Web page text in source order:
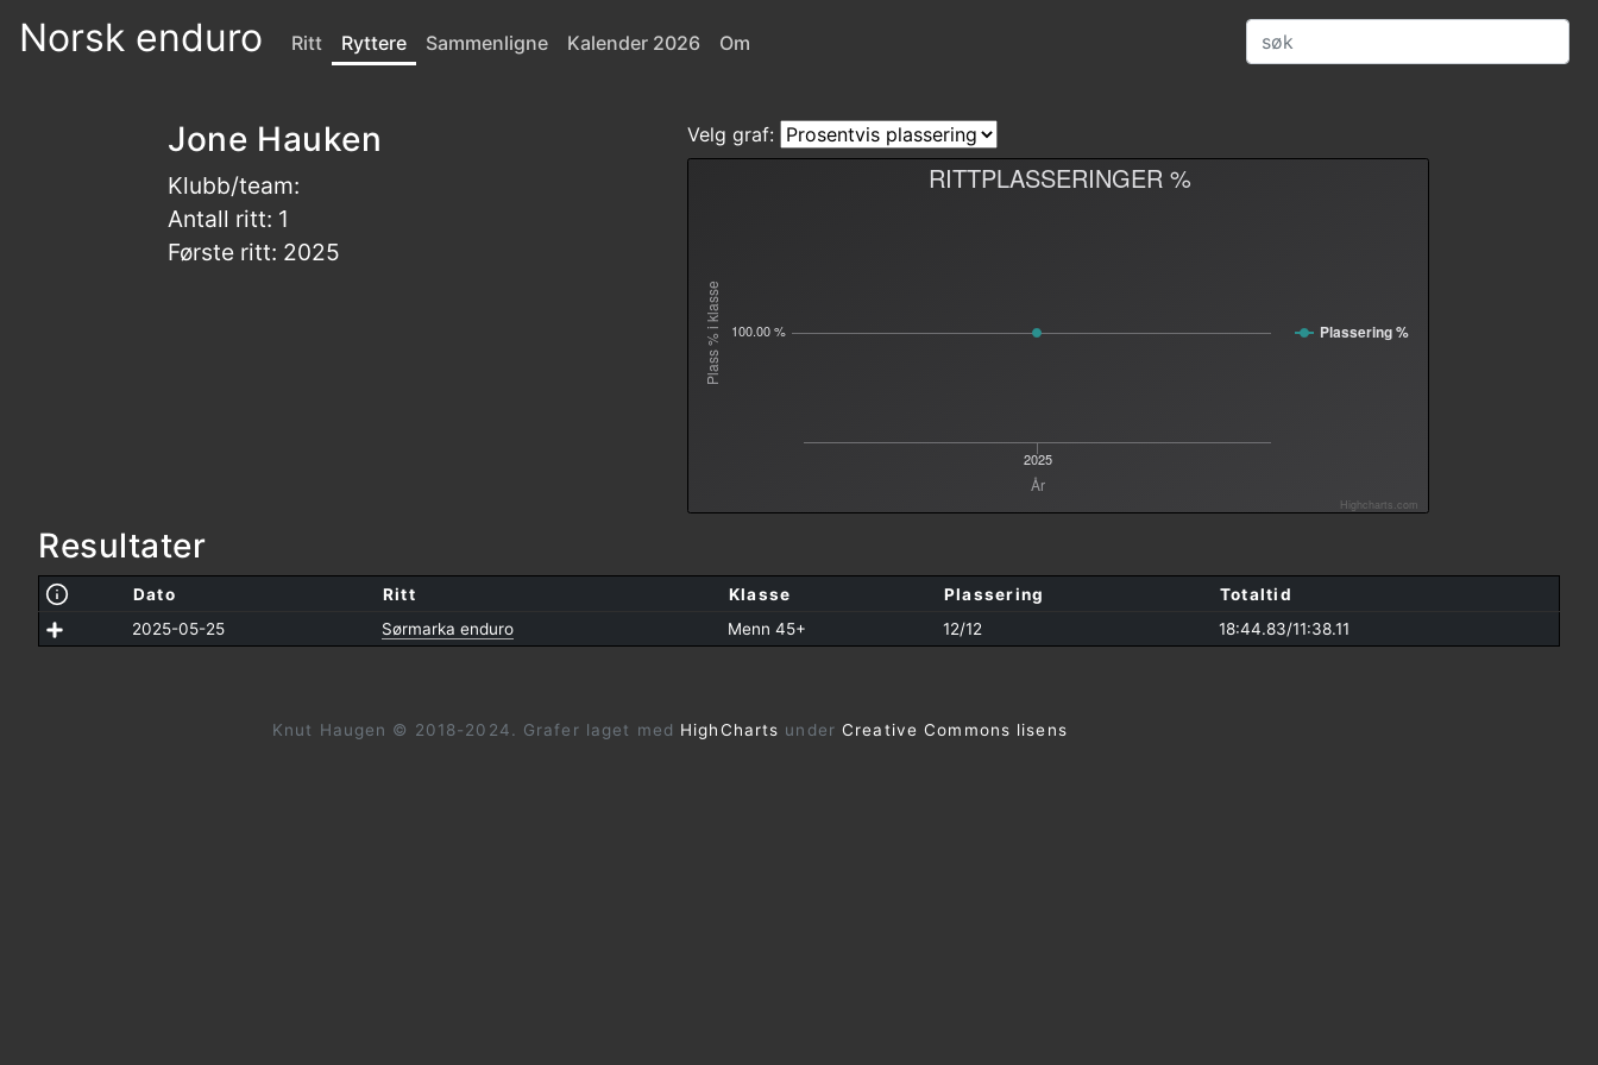
Norsk enduro Ritt Ryttere Sammenligne Kalender 2026 Om
Jone Hauken
Klubb/team:
Antall ritt: 1
Første ritt: 2025
Velg graf:
År
Plass % i klasse
RITTPLASSERINGER %
Plassering %
2025
100.00 %
Highcharts.com
Resultater
Dato Ritt Klasse Plassering
Totaltid
2025-05-25
Sørmarka enduro Menn 45+ 12/12 18:44.83/11:38.11
Knut Haugen © 2018-2024. Grafer laget med HighCharts underCreative Commons lisens